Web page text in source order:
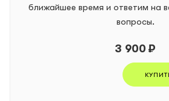
ближайшее время и ответим на
вопросы.
3 900 ₽